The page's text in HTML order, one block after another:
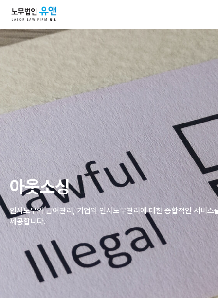
아웃소싱
인사노무와 급여관리, 기업의 인사노무관리에 대한 종합적인 서비스
제공합니다.